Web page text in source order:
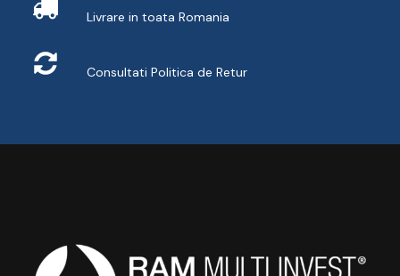
Livrare in toata Romania
Consultati Politica de Retur